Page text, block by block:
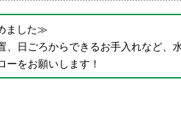
ました≫
、日ごろからできるお手入れなど、
ーをお願いします！